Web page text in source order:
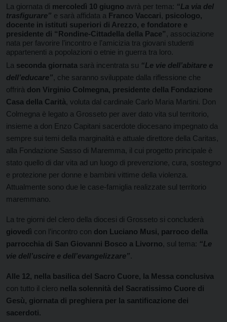
La giornata di mercoledì 10 giugno avrà per tema: “La via del
trasfigurare” e sarà affidata a Franco Vaccari, psicologo,
docente in istituti superiori di Arezzo, e fondatore e
presidente di “Rondine-Cittadella della Pace” , associazione
nata per favorire l’incontro e l’amicizia tra giovani studenti
appartenenti a popolazioni o etnie in guerra tra loro.
La seconda giornata sarà incentrata su “Le vie dell’abitare e
dell’educare”, che saranno sviluppate dalla riflessione che
offrirà don Virginio Colmegna, presidente della Fondazione
Casa della Carità, voluta dal cardinale Carlo Maria Martini. Don
Colmegna è legato a Grosseto per aver dato vita sul territorio,
insieme a don Enzo Capitani sacerdote diocesano impegnato da
sempre sui temi della marginalità e attuale direttore della Caritas,
alla Fondazione Sasso di Maremma, il cui progetto principale è
stato quello di dar vita ad un luogo di prevenzione, cura, sostegno
e protezione per donne e bambini vittime della violenza.
Attualmente sono due le case-famiglia realizzate sul territorio
maremmano.
La tre giorni del clero della diocesi di Grosseto si concluderà
giovedì con l’incontro con don Luciano Musi, parroco della
parrocchia di San Giovanni Bosco a Livorno, sul tema: “Le
vie dell’uscire e dell’evangelizzare”.
Alle 12, nella basilica del Sacro Cuore, la Messa conclusiva
con tutto il clero nella solennità del Sacratissimo Cuore di
Gesù, giornata di preghiera per la santificazione dei
sacerdoti.